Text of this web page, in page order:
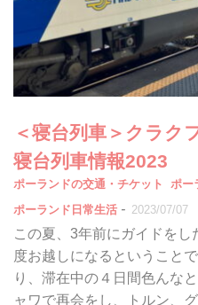
＜寝台列車＞クラク
寝台列車情報2023
ポーランドの交通・チケット
ポー
ポーランド日常生活 - 2023/07/07
この夏、3年前にガイドを
度お越しになるということ
り、滞在中の４日間色んな
ャワで再会をし、トルン、